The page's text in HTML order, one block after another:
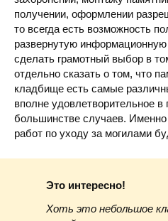
получении, оформлении
то всегда есть возможность
развернутую информационную
сделать грамотный выбор в
отдельно сказать о том, что
кладбище есть самые
вполне удовлетворительное
большинстве случаев.
работ по уходу за могилами
Это интересно!
Хоть это небольшое